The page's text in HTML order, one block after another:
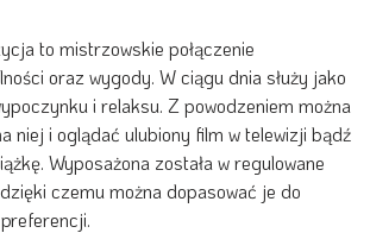
to mistrzowskie połączenie
oraz wygody. W ciągu dnia służy jako
i relaksu. Z powodzeniem można
niej i oglądać ulubiony film w telewizji bądź
Wyposażona została w regulowane
dzięki czemu można dopasować je do